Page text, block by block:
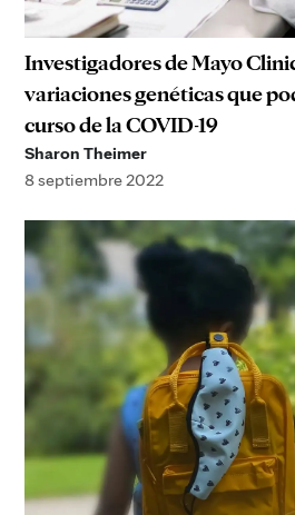
Investigadores de Mayo
variaciones genéticas que
curso de la COVID-19
Sharon Theimer
8 septiembre 2022